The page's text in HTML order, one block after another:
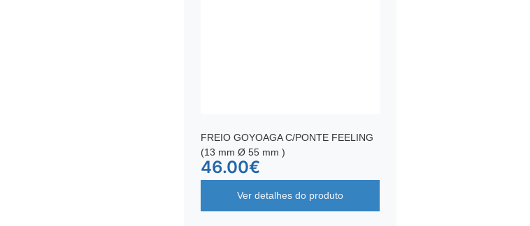
FREIO GOYOAGA C/PONTE FEELING
(13 mm Ø 55 mm )
46.00€
Ver detalhes do produto